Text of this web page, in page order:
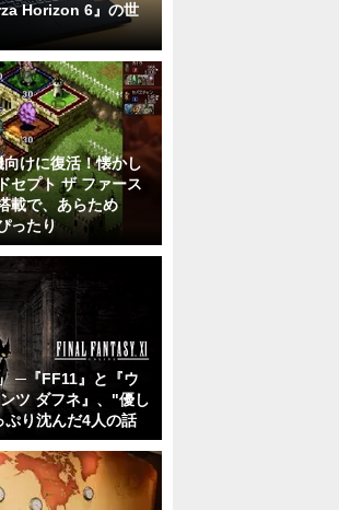
Horizon 6』の世
けに復活！懐かし
セプト ザ ファース
載で、あらため
ったり
─『FF11』と『ウ
ツ ダフネ』、"優し
ぷり沈んだ4人の話